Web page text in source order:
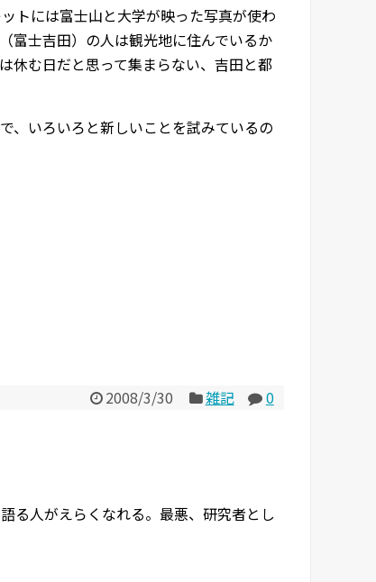
トには富士山と大学が映った写真が使わ
富士吉田）の人は観光地に住んでいるか
休む日だと思って集まらない、吉田と都
、いろいろと新しいことを試みているの
2008/3/30 雑記
0
る人がえらくなれる。最悪、研究者とし